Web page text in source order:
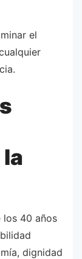
el
los 40 años
dignidad